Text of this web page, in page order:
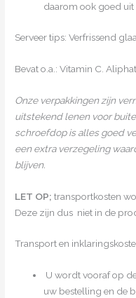
daarom ook goed uit
Serveer tips: Verfrissend
Bevat o.a.: Vitamin C.
Onze verpakkingen zijn
uitstekend lenen voor
schroefdop is alles goed
een extra verzegeling
blijven.
LET OP;transportkosten
Deze zijn dus niet in de
Transport en
U wordt vooraf op
uw bestelling en de